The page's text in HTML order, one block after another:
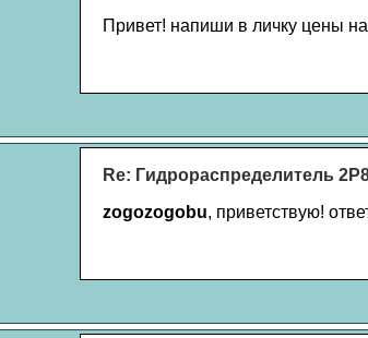
Привет! напиши в личку цены
Re: Гидрораспределитель
zogozogobu, приветствую!